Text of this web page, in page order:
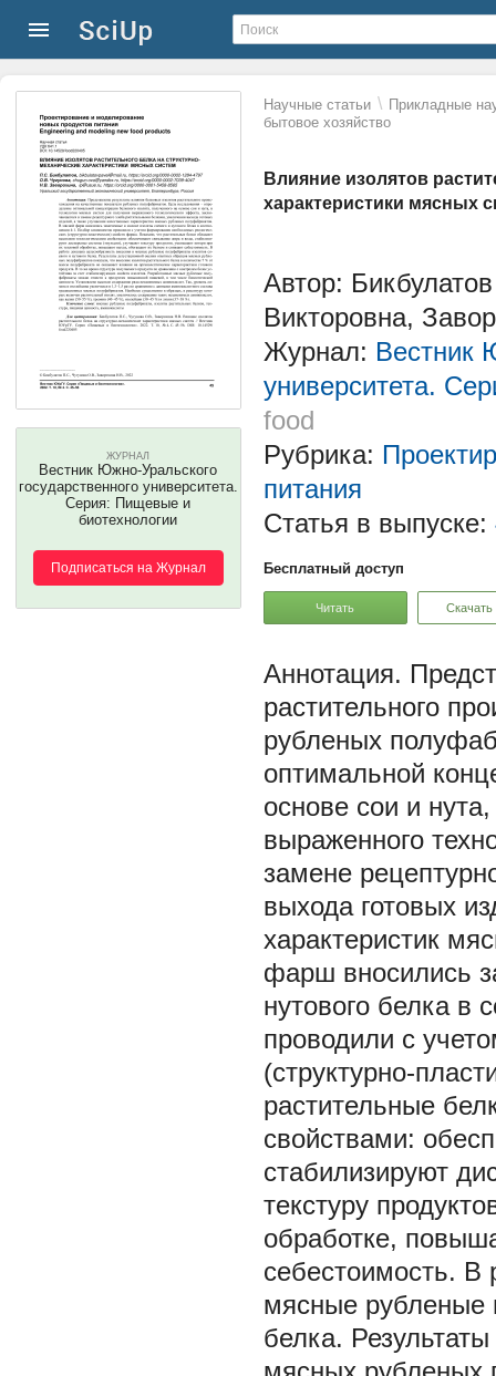
Научные статьи \ Прикладные
бытовое хозяйство
Влияние изолятов
характеристики мясных
ЖУРНАЛ
Вестник Южно-Уральского
государственного университета.
Серия: Пищевые и
биотехнологии
Подписаться на Журнал
Автор:
Викторовна,
Журнал: Вестник
университета.
food
Рубрика:
питания
Статья в выпуске:
Бесплатный доступ
Читать Скачать
растительного
рубленых
оптимальной
основе сои и
выраженного
замене
выхода готовых
характеристик
фарш вносились
нутового белка в
проводили с
(структурно-
растительные
свойствами:
стабилизируют
текстуру
обработке,
себестоимость. В
мясные рубленые
белка.